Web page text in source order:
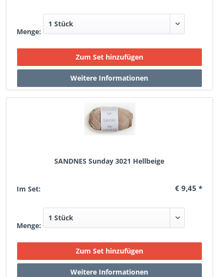
Menge:
SANDNES Sunday 3021 Hellbeige
Im Set: € 9,45 *
Menge: